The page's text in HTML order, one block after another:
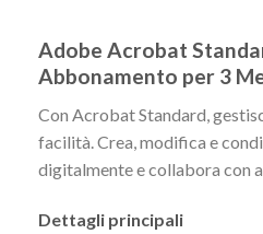
Adobe Acrobat
Abbonamento per 3
Con Acrobat Standard,
facilità. Crea, modifica e
digitalmente e collabora con
Dettagli principali